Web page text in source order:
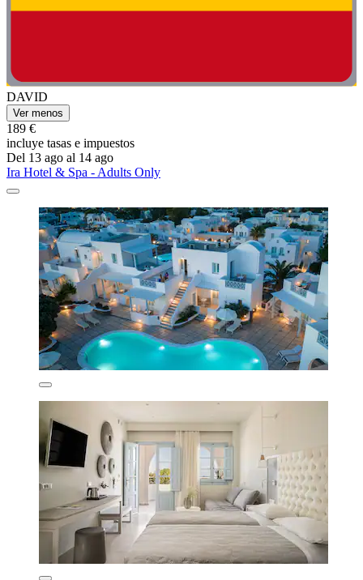
DAVID
Ver menos
189 €
incluye tasas e impuestos
Del 13 ago al 14 ago
Ira Hotel & Spa - Adults Only